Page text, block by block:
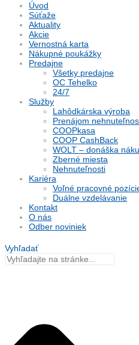
Úvod
Súťaže
Aktuality
Akcie
Vernostná karta
Nákupné poukážky
Predajne
Všetky predajne
OC Tehelko
24/7
Služby
Lahôdkárska výroba
Prenájom
COOPkasa
COOP CashBack
WOLT – donáška
Zberné miesta
Nehnuteľnosti
Kariéra
Voľné pracovné
Duálne vzdelávanie
Kontakt
O nás
Odber noviniek
Vyhľadať